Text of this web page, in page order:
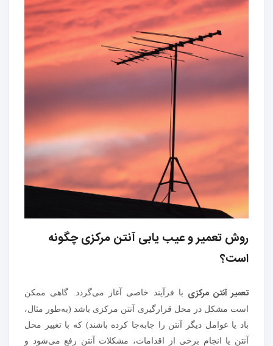
روش تعمیر و عیب یابی آنتن مرکزی چگونه
است؟
تعمیر آنتن مرکزی با فرآیند خاصی آغاز می‌گردد. گاهی ممکن
است مشکل در محل قرارگیری آنتن مرکزی باشد (به‌طور مثال،
باد یا عوامل دیگر آنتن را جابه‌جا کرده باشند) که با تغییر محل
آنتن یا انجام برخی از اقدامات، مشکلات آنتن رفع می‌شود و